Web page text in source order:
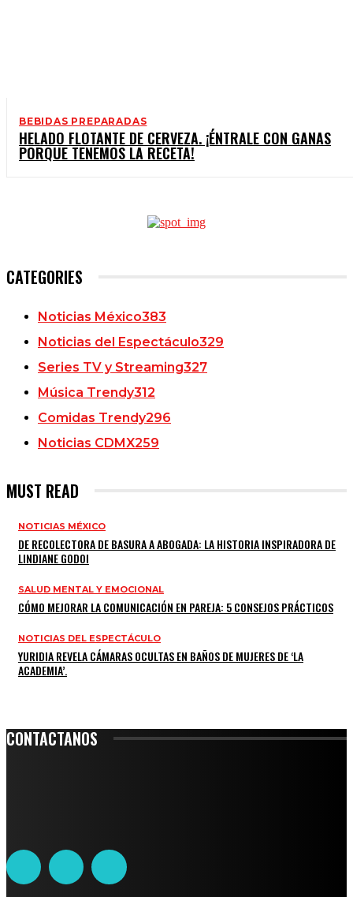
BEBIDAS PREPARADAS
HELADO FLOTANTE DE CERVEZA. ¡ÉNTRALE CON GANAS
PORQUE TENEMOS LA RECETA!
CATEGORIES
Noticias México383
Noticias del Espectáculo329
Series TV y Streaming327
Música Trendy312
Comidas Trendy296
Noticias CDMX259
MUST READ
NOTICIAS MÉXICO
DE RECOLECTORA DE BASURA A ABOGADA: LA HISTORIA INSPIRADORA DE
LINDIANE GODOI
SALUD MENTAL Y EMOCIONAL
CÓMO MEJORAR LA COMUNICACIÓN EN PAREJA: 5 CONSEJOS PRÁCTICOS
NOTICIAS DEL ESPECTÁCULO
YURIDIA REVELA CÁMARAS OCULTAS EN BAÑOS DE MUJERES DE ‘LA
ACADEMIA’.
CONTACTANOS